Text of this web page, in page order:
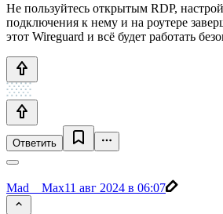
Не пользуйтесь открытым RDP,
подключения к нему и на роутере
этот Wireguard и всё будет работать
Ответить
Mad__Max11 авг 2024 в 06:07